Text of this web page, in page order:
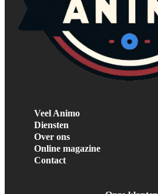
Veel Animo
Diensten
Over ons
Online magazine
Contact